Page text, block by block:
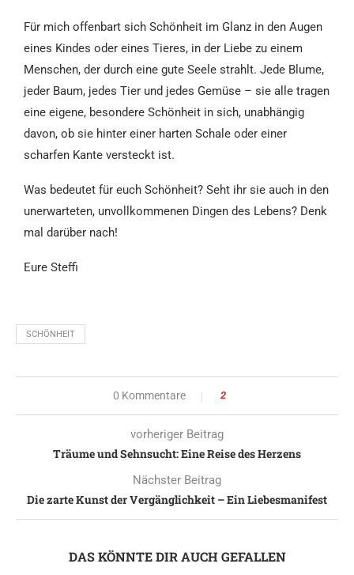
Für mich offenbart sich Schönheit im Glanz in den Augen
eines Kindes oder eines Tieres, in der Liebe zu einem
Menschen, der durch eine gute Seele strahlt. Jede Blume,
jeder Baum, jedes Tier und jedes Gemüse – sie alle tragen
eine eigene, besondere Schönheit in sich, unabhängig
davon, ob sie hinter einer harten Schale oder einer
scharfen Kante versteckt ist.
Was bedeutet für euch Schönheit? Seht ihr sie auch in den
unerwarteten, unvollkommenen Dingen des Lebens? Denk
mal darüber nach!
Eure Steffi
SCHÖNHEIT
0 Kommentare 2
vorheriger Beitrag
Träume und Sehnsucht: Eine Reise des Herzens
Nächster Beitrag
Die zarte Kunst der Vergänglichkeit – Ein Liebesmanifest
DAS KÖNNTE DIR AUCH GEFALLEN